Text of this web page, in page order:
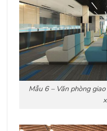
Mẫu 6 – Văn phòng